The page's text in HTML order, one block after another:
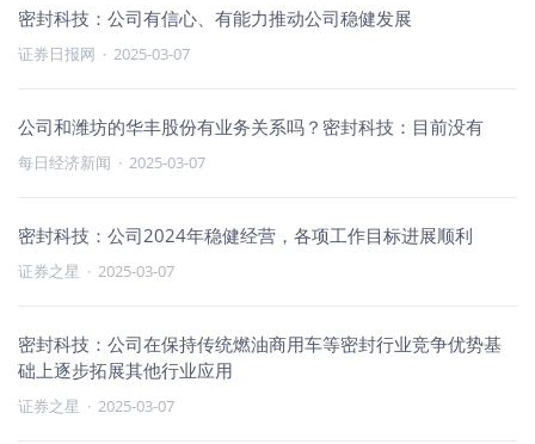
密封科技：公司有信心、有能力推动公司稳健发展
证券日报网 · 2025-03-07
公司和潍坊的华丰股份有业务关系吗？密封科技：目前没有
每日经济新闻 · 2025-03-07
密封科技：公司2024年稳健经营，各项工作目标进展顺利
证券之星 · 2025-03-07
密封科技：公司在保持传统燃油商用车等密封行业竞争优势基
础上逐步拓展其他行业应用
证券之星 · 2025-03-07